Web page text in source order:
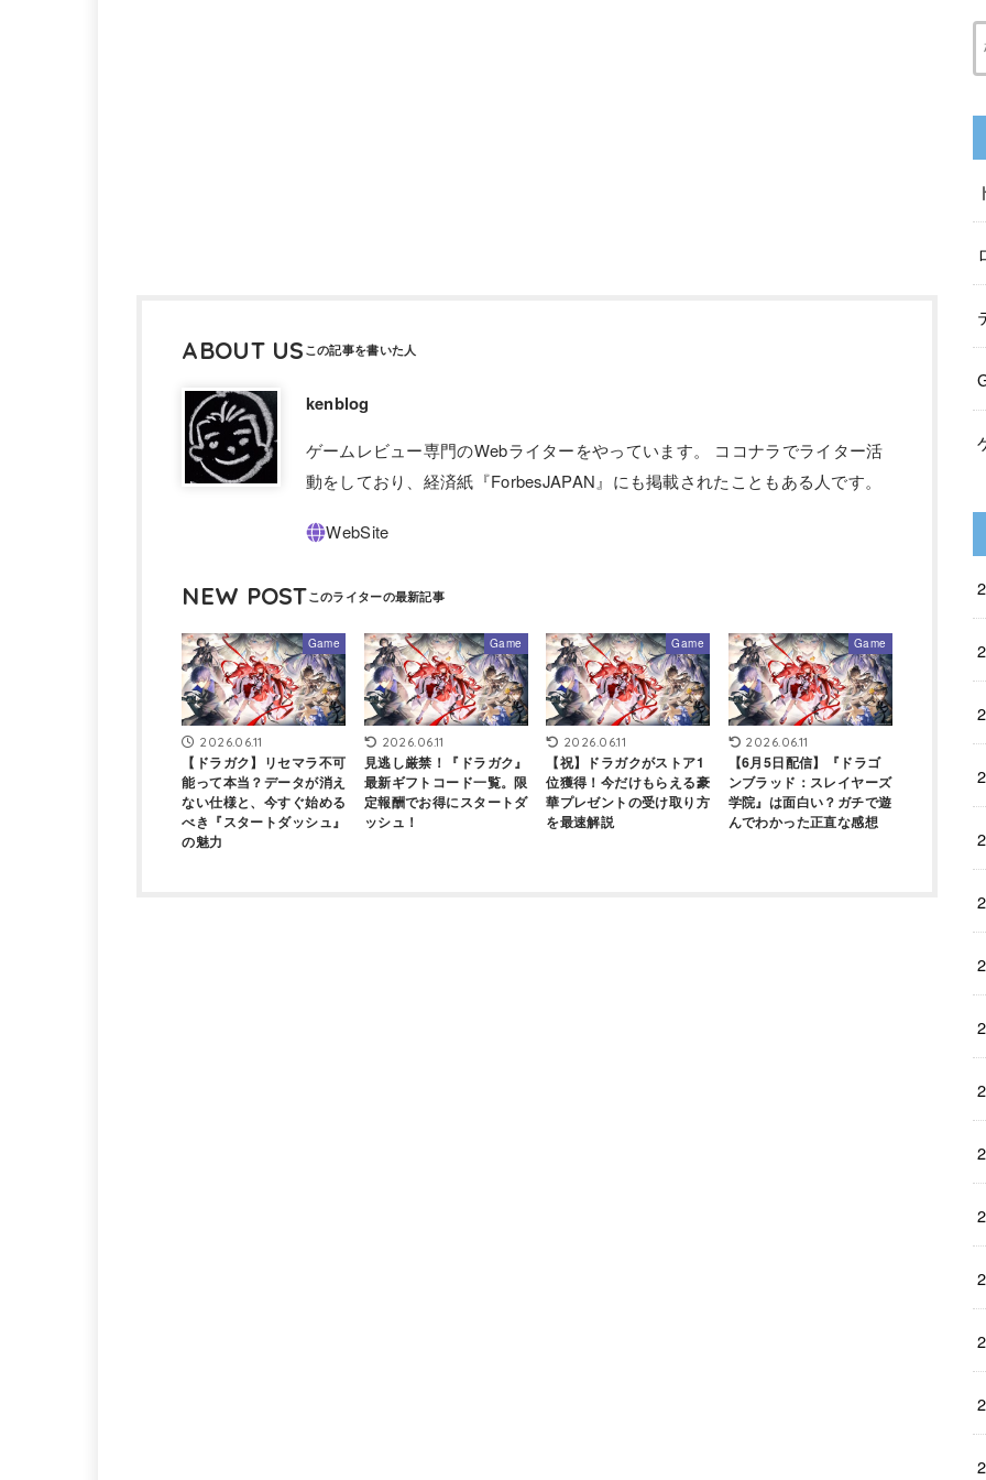
ABOUT US
kenblog
ゲームレビュー専門のWebライターをやっています。 ココナラでライター活
動をしており、経済紙『ForbesJAPAN』にも掲載されたこともある人です。
NEW POST
Game
2026.06.11
【ドラガク】リセマラ不可
能って本当？データが消え
ない仕様と、今すぐ始める
べき『スタートダッシュ』
の魅力
Game
2026.06.11
見逃し厳禁！『ドラガク』
最新ギフトコード一覧。限
定報酬でお得にスタートダ
ッシュ！
Game
2026.06.11
【祝】ドラガクがストア1
位獲得！今だけもらえる豪
華プレゼントの受け取り方
を最速解説
Game
2026.06.11
【6月5日配信】『ドラゴ
ンブラッド：スレイヤーズ
学院』は面白い？ガチで遊
んでわかった正直な感想